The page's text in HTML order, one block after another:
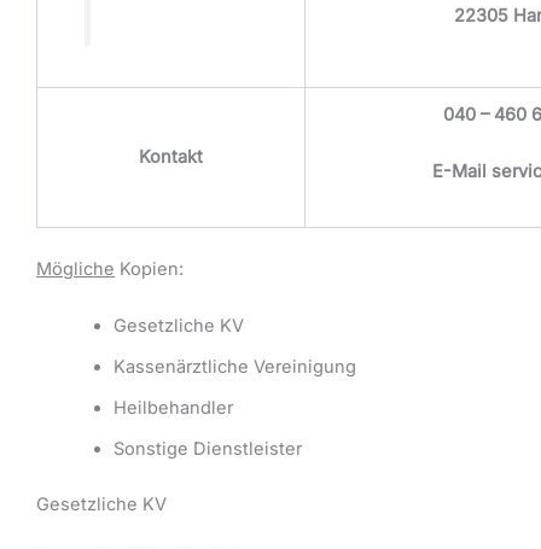
22305
Kontakt
040 – 460
E-Mail
Mögliche Kopien:
Gesetzliche KV
Kassenärztliche Vereinigung
Heilbehandler
Sonstige Dienstleister
Gesetzliche KV